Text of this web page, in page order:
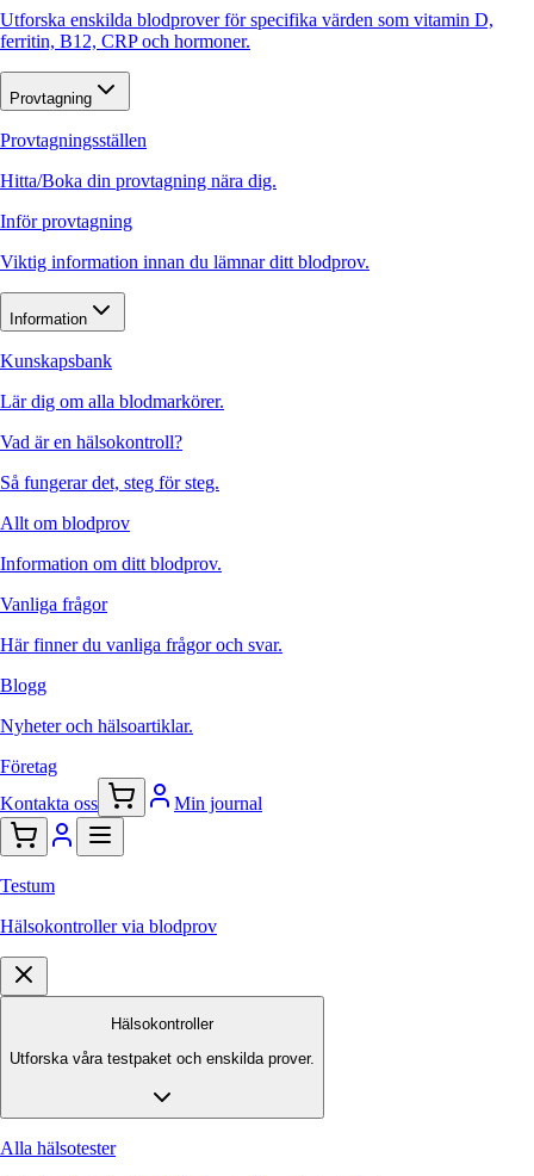
Utforska enskilda blodprover för specifika värden som vitamin D,
ferritin, B12, CRP och hormoner.
Provtagning
Provtagningsställen
Hitta/Boka din provtagning nära dig.
Inför provtagning
Viktig information innan du lämnar ditt blodprov.
Information
Kunskapsbank
Lär dig om alla blodmarkörer.
Vad är en hälsokontroll?
Så fungerar det, steg för steg.
Allt om blodprov
Information om ditt blodprov.
Vanliga frågor
Här finner du vanliga frågor och svar.
Blogg
Nyheter och hälsoartiklar.
Företag
Kontakta oss
Min journal
Testum
Hälsokontroller via blodprov
Hälsokontroller
Utforska våra testpaket och enskilda prover.
Alla hälsotester